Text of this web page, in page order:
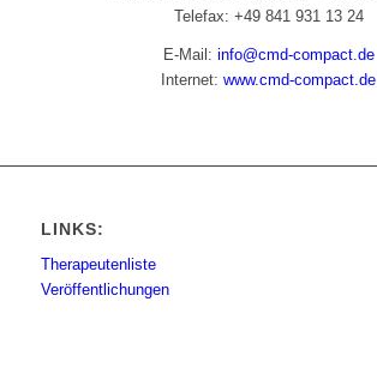
Telefax: +49 841 931 13 24
E-Mail: info@cmd-compact.de
Internet: www.cmd-compact.de
LINKS:
Therapeutenliste
Veröffentlichungen